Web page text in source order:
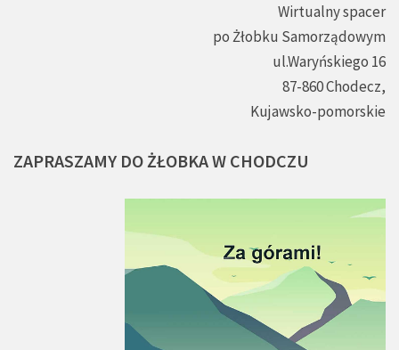
Wirtualny spacer
po Żłobku Samorządowym
ul.Waryńskiego 16
87-860 Chodecz,
Kujawsko-pomorskie
ZAPRASZAMY DO ŻŁOBKAW CHODCZU